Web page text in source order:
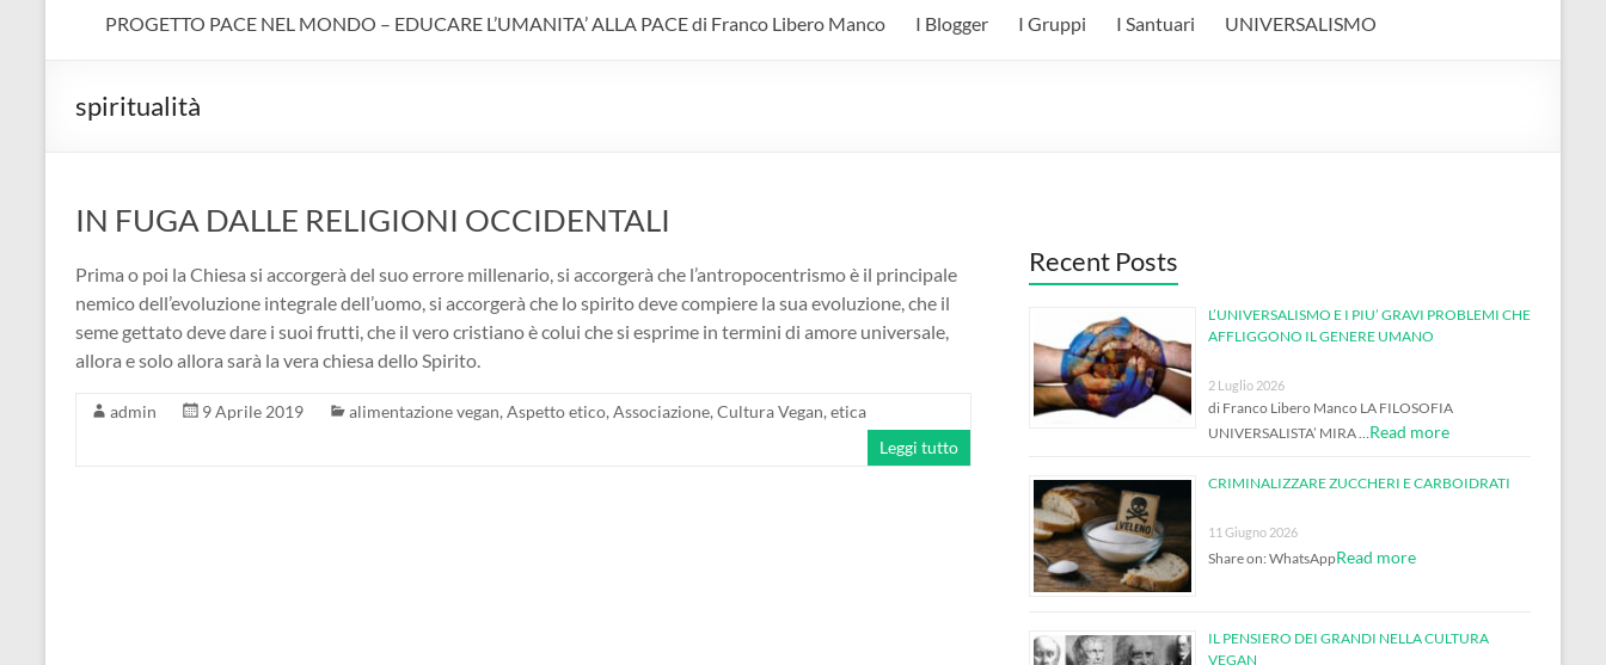
PROGETTO PACE NEL MONDO – EDUCARE L’UMANITA’ ALLA PACE di Franco Libero Manco
I Blogger I Gruppi I Santuari UNIVERSALISMO
spiritualità
IN FUGA DALLE RELIGIONI OCCIDENTALI
Prima o poi la Chiesa si accorgerà del suo errore millenario, si accorgerà che l’antropocentrismo è il principale
nemico dell’evoluzione integrale dell’uomo, si accorgerà che lo spirito deve compiere la sua evoluzione, che il
seme gettato deve dare i suoi frutti, che il vero cristiano è colui che si esprime in termini di amore universale,
allora e solo allora sarà la vera chiesa dello Spirito.
admin 9 Aprile 2019 alimentazione vegan, Aspetto etico, Associazione, Cultura Vegan, etica
Leggi tutto
Recent Posts
L’UNIVERSALISMO E I PIU’ GRAVI PROBLEMI CHE
AFFLIGGONO IL GENERE UMANO
2 Luglio 2026
di Franco Libero Manco LA FILOSOFIA
UNIVERSALISTA’ MIRA … Read more
CRIMINALIZZARE ZUCCHERI E CARBOIDRATI
11 Giugno 2026
Share on: WhatsAppRead more
IL PENSIERO DEI GRANDI NELLA CULTURA
VEGAN